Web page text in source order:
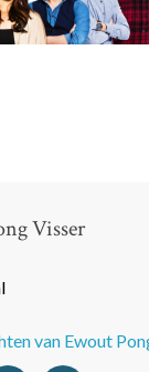
Visser
van Ewout